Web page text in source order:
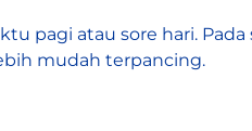
pagi atau sore hari. Pada
mudah terpancing.